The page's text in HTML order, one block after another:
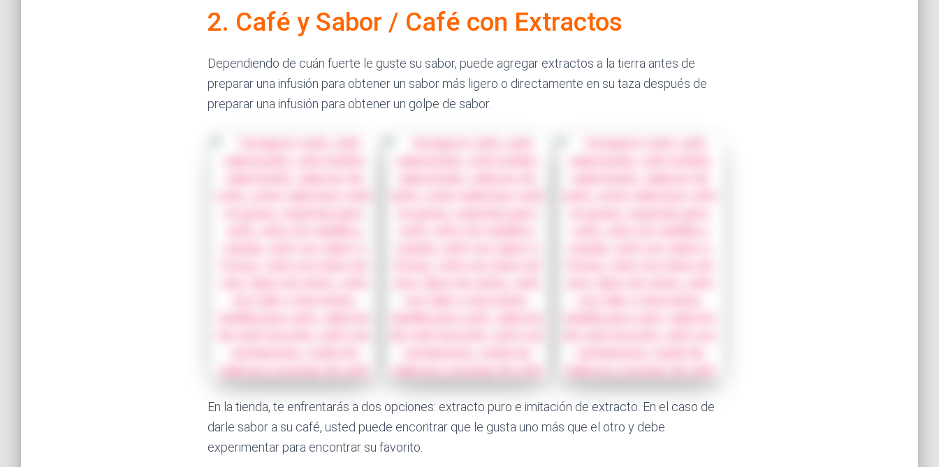
2. Café y Sabor / Café con Extractos
Dependiendo de cuán fuerte le guste su sabor, puede agregar extractos a la tierra antes de
preparar una infusión para obtener un sabor más ligero o directamente en su taza después de
preparar una infusión para obtener un golpe de sabor.
En la tienda, te enfrentarás a dos opciones: extracto puro e imitación de extracto. En el caso de
darle sabor a su café, usted puede encontrar que le gusta uno más que el otro y debe
experimentar para encontrar su favorito.